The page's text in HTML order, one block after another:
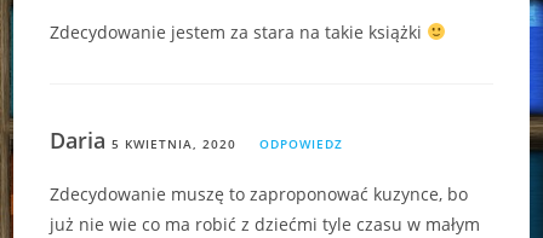
Zdecydowanie jestem za stara na takie książki
Daria5 KWIETNIA, 2020 ODPOWIEDZ
Zdecydowanie muszę to zaproponować kuzynce, bo
już nie wie co ma robić z dziećmi tyle czasu w małym